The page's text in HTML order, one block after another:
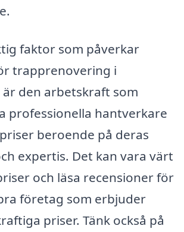
faktor som påverkar
trapprenovering i
den arbetskraft som
professionella hantverkare
beroende på deras
expertis. Det kan vara värt
och läsa recensioner för
företag som erbjuder
priser. Tänk också på